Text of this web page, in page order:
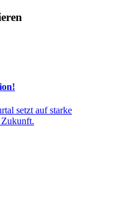
setzt auf starke
Zukunft.